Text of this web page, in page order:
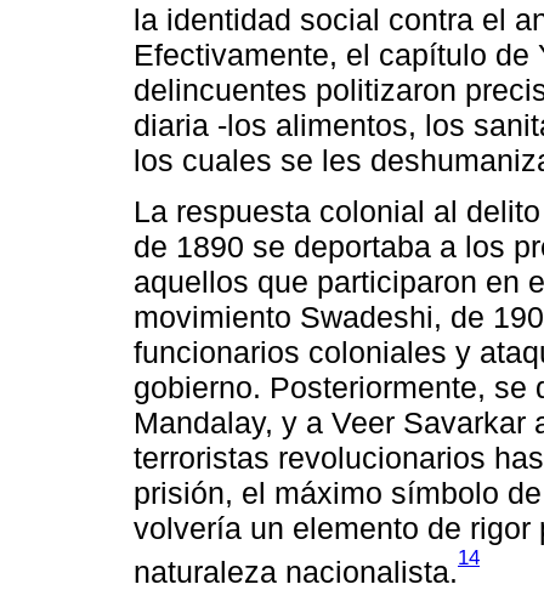
la identidad social contra el
Efectivamente, el capítulo de
delincuentes politizaron
diaria -los alimentos, los
los cuales se les
La respuesta colonial al
de 1890 se deportaba a los
aquellos que participaron en
movimiento Swadeshi, de
funcionarios coloniales y
gobierno. Posteriormente, se
Mandalay, y a Veer
terroristas revolucionarios
prisión, el máximo símbolo
volvería un elemento de
naturaleza nacionalista.14